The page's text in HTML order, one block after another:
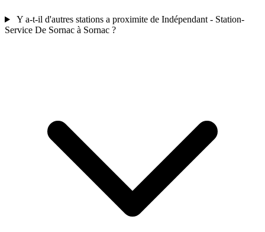
Y a-t-il d'autres stations a proximite de Indépendant - Station-
Service De Sornac à Sornac ?